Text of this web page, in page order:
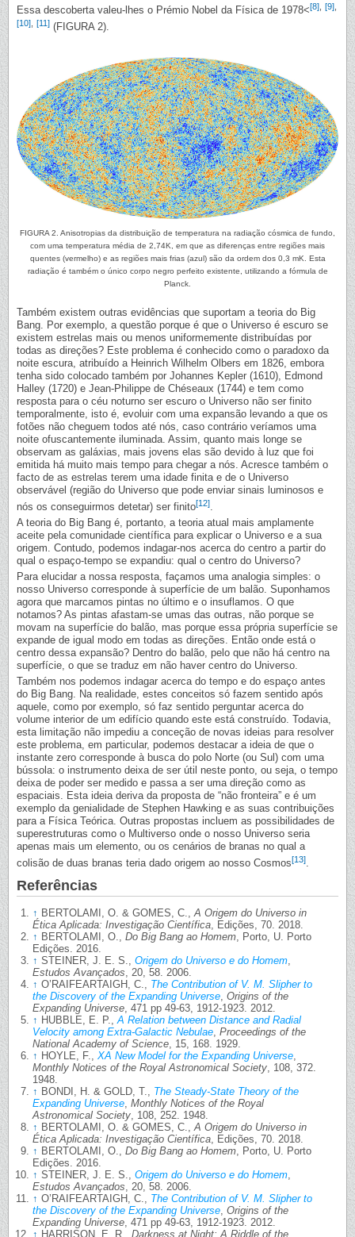
Essa descoberta valeu-lhes o Prémio Nobel da Física de 1978<[8] [9]
[10] [11] (FIGURA 2).
FIGURA 2. Anisotropias da distribuição de temperatura na radiação cósmica de fundo,
com uma temperatura média de 2,74K, em que as diferenças entre regiões mais
quentes (vermelho) e as regiões mais frias (azul) são da ordem dos 0,3 mK. Esta
radiação é também o único corpo negro perfeito existente, utilizando a fórmula de
Planck.
Também existem outras evidências que suportam a teoria do Big
Bang. Por exemplo, a questão porque é que o Universo é escuro se
existem estrelas mais ou menos uniformemente distribuídas por
todas as direções? Este problema é conhecido como o paradoxo da
noite escura, atribuído a Heinrich Wilhelm Olbers em 1826, embora
tenha sido colocado também por Johannes Kepler (1610), Edmond
Halley (1720) e Jean-Philippe de Chéseaux (1744) e tem como
resposta para o céu noturno ser escuro o Universo não ser finito
temporalmente, isto é, evoluir com uma expansão levando a que os
fotões não cheguem todos até nós, caso contrário veríamos uma
noite ofuscantemente iluminada. Assim, quanto mais longe se
observam as galáxias, mais jovens elas são devido à luz que foi
emitida há muito mais tempo para chegar a nós. Acresce também o
facto de as estrelas terem uma idade finita e de o Universo
observável (região do Universo que pode enviar sinais luminosos e
nós os conseguirmos detetar) ser finito[12]
A teoria do Big Bang é, portanto, a teoria atual mais amplamente
aceite pela comunidade científica para explicar o Universo e a sua
origem. Contudo, podemos indagar-nos acerca do centro a partir do
qual o espaço-tempo se expandiu: qual o centro do Universo?
Para elucidar a nossa resposta, façamos uma analogia simples: o
nosso Universo corresponde à superfície de um balão. Suponhamos
agora que marcamos pintas no último e o insuflamos. O que
notamos? As pintas afastam-se umas das outras, não porque se
movam na superfície do balão, mas porque essa própria superfície se
expande de igual modo em todas as direções. Então onde está o
centro dessa expansão? Dentro do balão, pelo que não há centro na
superfície, o que se traduz em não haver centro do Universo.
Também nos podemos indagar acerca do tempo e do espaço antes
do Big Bang. Na realidade, estes conceitos só fazem sentido após
aquele, como por exemplo, só faz sentido perguntar acerca do
volume interior de um edifício quando este está construído. Todavia,
esta limitação não impediu a conceção de novas ideias para resolver
este problema, em particular, podemos destacar a ideia de que o
instante zero corresponde à busca do polo Norte (ou Sul) com uma
bússola: o instrumento deixa de ser útil neste ponto, ou seja, o tempo
deixa de poder ser medido e passa a ser uma direção como as
espaciais. Esta ideia deriva da proposta de “não fronteira” e é um
exemplo da genialidade de Stephen Hawking e as suas contribuições
para a Física Teórica. Outras propostas incluem as possibilidades de
superestruturas como o Multiverso onde o nosso Universo seria
apenas mais um elemento, ou os cenários de branas no qual a
colisão de duas branas teria dado origem ao nosso Cosmos[13].
Referências
↑ BERTOLAMI, O. & GOMES, C., A Origem do Universo in
Ética Aplicada: Investigação Científica , Edições, 70. 2018.
↑ BERTOLAMI, O., Do Big Bang ao Homem , Porto, U. Porto
Edições. 2016.
↑ STEINER, J. E. S., Origem do Universo e do Homem
Estudos Avançados , 20, 58. 2006.
↑ O’RAIFEARTAIGH, C., The Contribution of V. M. Slipher to
the Discovery of the Expanding Universe Origins of the
Expanding Universe , 471 pp 49-63, 1912-1923. 2012.
↑ HUBBLE, E. P., A Relation between Distance and Radial
Velocity among Extra-Galactic Nebulae Proceedings of the
National Academy of Science , 15, 168. 1929.
↑ HOYLE, F., XA New Model for the Expanding Universe
Monthly Notices of the Royal Astronomical Society , 108, 372.
1948.
↑ BONDI, H. & GOLD, T., The Steady-State Theory of the
Expanding Universe Monthly Notices of the Royal
Astronomical Society , 108, 252. 1948.
↑ BERTOLAMI, O. & GOMES, C., A Origem do Universo in
Ética Aplicada: Investigação Científica , Edições, 70. 2018.
↑ BERTOLAMI, O., Do Big Bang ao Homem , Porto, U. Porto
Edições. 2016.
↑ STEINER, J. E. S., Origem do Universo e do Homem
Estudos Avançados , 20, 58. 2006.
↑ O’RAIFEARTAIGH, C., The Contribution of V. M. Slipher to
the Discovery of the Expanding Universe Origins of the
Expanding Universe , 471 pp 49-63, 1912-1923. 2012.
↑ HARRISON, E. R., Darkness at Night: A Riddle of the